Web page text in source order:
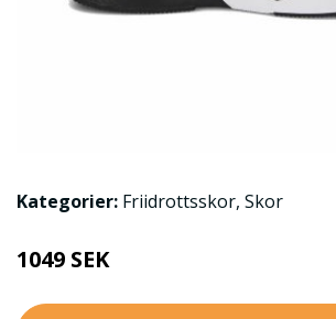
Kategorier: Friidrottsskor, Skor
1049 SEK